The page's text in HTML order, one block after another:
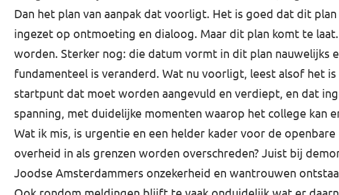
Dan het plan van aanpak dat voorligt. Het is goed dat dit
ingezet op ontmoeting en dialoog. Maar dit plan komt te
worden. Sterker nog: die datum vormt in dit plan
fundamenteel is veranderd. Wat nu voorligt, leest alsof het
startpunt dat moet worden aangevuld en verdiept, en dat
spanning, met duidelijke momenten waarop het college kan
Wat ik mis, is urgentie en een helder kader voor de
overheid in als grenzen worden overschreden? Juist bij
Joodse Amsterdammers onzekerheid en wantrouwen